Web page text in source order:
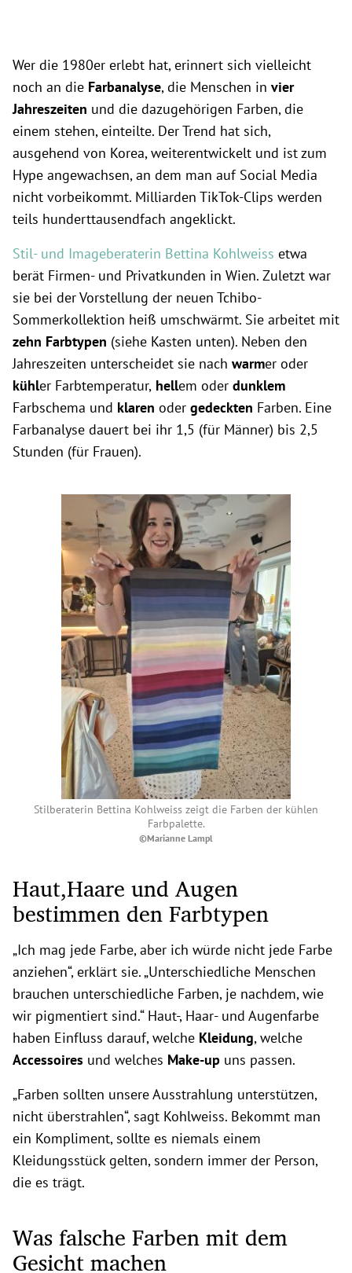
Wer die 1980er erlebt hat, erinnert sich vielleicht
noch an die Farbanalyse, die Menschen in vier
Jahreszeiten und die dazugehörigen Farben, die
einem stehen, einteilte. Der Trend hat sich,
ausgehend von Korea, weiterentwickelt und ist zum
Hype angewachsen, an dem man auf Social Media
nicht vorbeikommt. Milliarden TikTok-Clips werden
teils hunderttausendfach angeklickt.
Stil- und Imageberaterin Bettina Kohlweiss etwa
berät Firmen- und Privatkunden in Wien. Zuletzt war
sie bei der Vorstellung der neuen Tchibo-
Sommerkollektion heiß umschwärmt. Sie arbeitet mit
zehn Farbtypen (siehe Kasten unten). Neben den
Jahreszeiten unterscheidet sie nach warmer oder
kühler Farbtemperatur, hellem oder dunklem
Farbschema und klaren oder gedeckten Farben. Eine
Farbanalyse dauert bei ihr 1,5 (für Männer) bis 2,5
Stunden (für Frauen).
Stilberaterin Bettina Kohlweiss zeigt die Farben der kühlen
Farbpalette.
©Marianne Lampl
Haut,Haare und Augen
bestimmen den Farbtypen
„Ich mag jede Farbe, aber ich würde nicht jede Farbe
anziehen“, erklärt sie. „Unterschiedliche Menschen
brauchen unterschiedliche Farben, je nachdem, wie
wir pigmentiert sind.“ Haut-, Haar- und Augenfarbe
haben Einfluss darauf, welche Kleidung, welche
Accessoires und welches Make-up uns passen.
„Farben sollten unsere Ausstrahlung unterstützen,
nicht überstrahlen“, sagt Kohlweiss. Bekommt man
ein Kompliment, sollte es niemals einem
Kleidungsstück gelten, sondern immer der Person,
die es trägt.
Was falsche Farben mit dem
Gesicht machen